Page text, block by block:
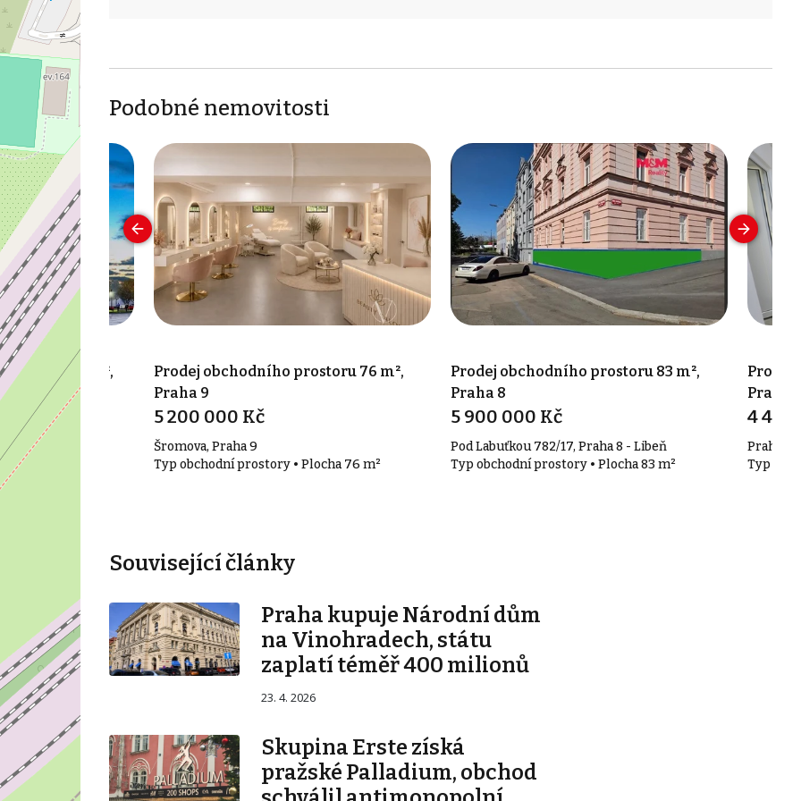
Podobné nemovitosti
107 m²,
9 - Vysočany
107 m²
Prodej obchodního prostoru 76 m²,
Praha 9
5 200 000 Kč
Šromova, Praha 9
Typ obchodní prostory • Plocha 76 m²
Prodej obchodního prostoru 83 m²,
Praha 8
5 900 000 Kč
Pod Labuťkou 782/17, Praha 8 - Libeň
Typ obchodní prostory • Plocha 83 m²
Prodej
Praha
4 490
Praha 8
Typ
Související články
Praha kupuje Národní dům
na Vinohradech, státu
zaplatí téměř 400 milionů
23. 4. 2026
Skupina Erste získá
pražské Palladium, obchod